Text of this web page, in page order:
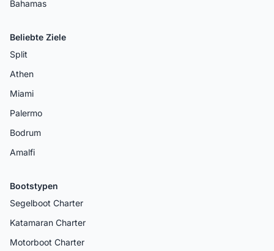
Bahamas
Beliebte Ziele
Split
Athen
Miami
Palermo
Bodrum
Amalfi
Bootstypen
Segelboot Charter
Katamaran Charter
Motorboot Charter